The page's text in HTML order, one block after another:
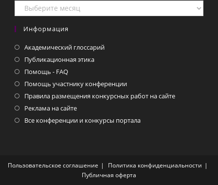
Архивы
СМИ
Информация
Академический глоссарий
Публикационная этика
Помощь - FAQ
Помощь участнику конференции
Правила размещения конкурсных работ на сайте
Реклама на сайте
Все конференции и конкурсы портала
Пользовательское соглашение
Политика конфиденциальности
Публичная оферта